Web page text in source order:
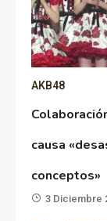
AKB48
causa
conceptos»
3 Diciembre